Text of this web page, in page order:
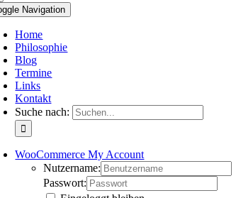
Navigation
Home
Philosophie
Blog
Termine
Links
Kontakt
Suche nach:
WooCommerce My Account
Nutzername:
Passwort: